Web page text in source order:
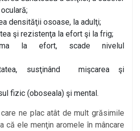
densităţii osoase, la adulţi;
şi rezistenţa la efort şi la frig;
la efort, scade nivelul
susţinând mişcarea şi
fizic (oboseala) şi mental.
ne plac atât de mult grăsimile
că ele menţin aromele în mâncare